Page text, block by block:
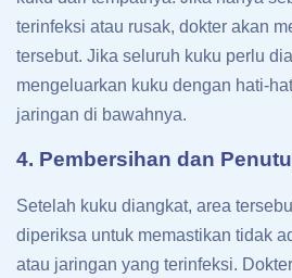
terinfeksi atau rusak, dokter akan
tersebut. Jika seluruh kuku perlu
mengeluarkan kuku dengan hati-
jaringan di bawahnya.
4. Pembersihan dan
Setelah kuku diangkat, area
diperiksa untuk memastikan tidak
atau jaringan yang terinfeksi.